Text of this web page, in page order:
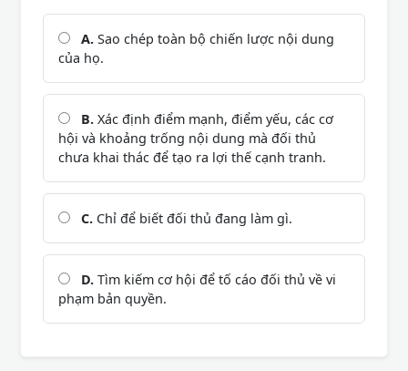
A. Sao chép toàn bộ chiến lược nội dung
của họ.
B. Xác định điểm mạnh, điểm yếu, các cơ
hội và khoảng trống nội dung mà đối thủ
chưa khai thác để tạo ra lợi thế cạnh tranh.
C. Chỉ để biết đối thủ đang làm gì.
D. Tìm kiếm cơ hội để tố cáo đối thủ về vi
phạm bản quyền.